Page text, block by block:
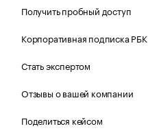
Получить пробный доступ
Корпоративная подписка РБК
Стать экспертом
Отзывы о вашей компании
Поделиться кейсом